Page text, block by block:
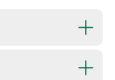
Никита Рекалов
алгоритмическому трейдингу.